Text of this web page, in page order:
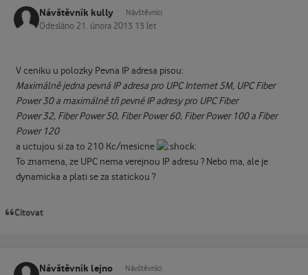
Návštěvník kully Návštěvníci
Odesláno 21. února 2013 13 let
V ceniku u polozky Pevna IP adresa pisou:
Maximálně jedna pevná IP adresa pro UPC Internet 5M, UPC Fiber
Power 30 a maximálně tři pevné IP adresy pro UPC Fiber
Power 32, Fiber Power 50, Fiber Power 60, Fiber Power 100 a Fiber
Power 120
a uctujou si za to 210 Kc/mesicne
To znamena, ze UPC nema verejnou IP adresu ? Nebo ma, ale je
dynamicka a plati se za statickou ?
Citovat
Návštěvník lejno Návštěvníci